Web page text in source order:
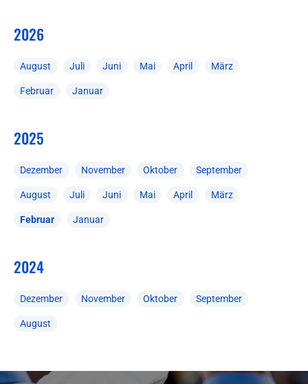
2026
August Juli Juni Mai April März
Februar Januar
2025
Dezember November Oktober September
August Juli Juni Mai April März
Februar Januar
2024
Dezember November Oktober September
August